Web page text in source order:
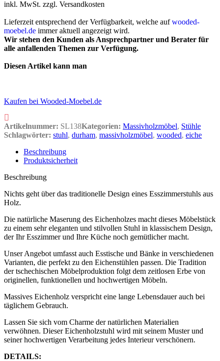
inkl. MwSt. zzgl. Versandkosten
Lieferzeit entsprechend der Verfügbarkeit, welche aufwooded-
moebel.de immer aktuell angezeigt wird.
Wir stehen den Kunden als Ansprechpartner und Berater für
alle anfallenden Themen zur Verfügung.
Diesen Artikel kann man
Kaufen bei Wooded-Moebel.de
Artikelnummer: SL138Kategorien: Massivholzmöbel, Stühle
Schlagwörter: stuhl, durham, massivholzmöbel, wooded, eiche
Beschreibung
Produktsicherheit
Beschreibung
Nichts geht über das traditionelle Design eines Esszimmerstuhls aus
Holz.
Die natürliche Maserung des Eichenholzes macht dieses Möbelstück
zu einem sehr eleganten und stilvollen Stuhl in klassischem Design,
der Ihr Esszimmer und Ihre Küche noch gemütlicher macht.
Unser Angebot umfasst auch Esstische und Bänke in verschiedenen
Varianten, die perfekt zu den Eichenstühlen passen. Die Tradition
der tschechischen Möbelproduktion folgt dem zeitlosen Erbe von
originellen, funktionellen und hochwertigen Möbeln.
Massives Eichenholz verspricht eine lange Lebensdauer auch bei
täglichem Gebrauch.
Lassen Sie sich vom Charme der natürlichen Materialien
verwöhnen. Dieser Eichenholzstuhl wird mit seinem Muster und
seiner hochwertigen Verarbeitung jedes Interieur verschönern.
DETAILS: